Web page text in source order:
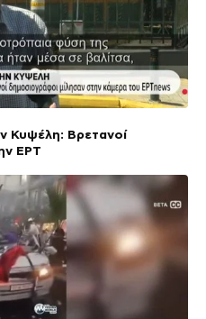
Κυψέλη: Bρετανοί
ΕΡΤ